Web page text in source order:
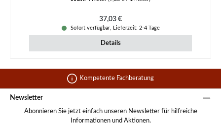
Regulärer Preis:
37,03 €
Sofort verfügbar, Lieferzeit: 2-4 Tage
Details
Kompetente Fachberatung
Newsletter
Abonnieren Sie jetzt einfach unseren Newsletter für hilfreiche
Informationen und Aktionen.